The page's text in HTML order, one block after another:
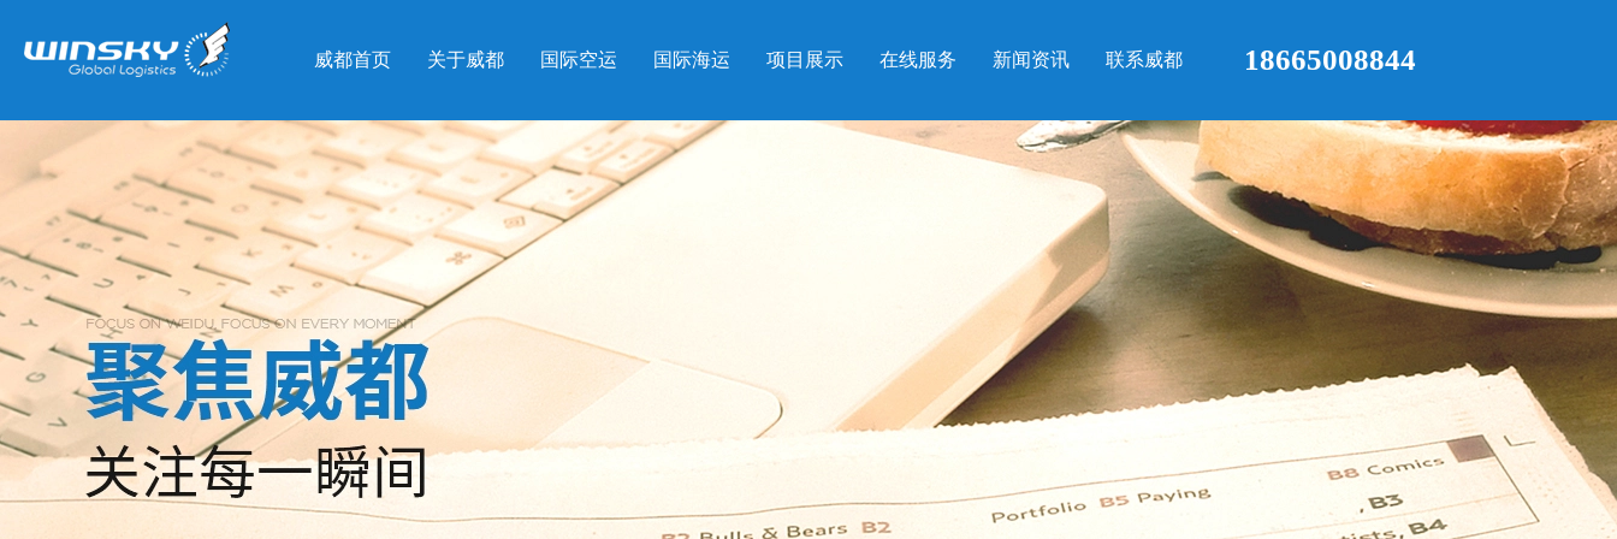
威都首页 关于威都 国际空运 国际海运 项目展示 在线服务 新闻资讯 联系威都 18665008844